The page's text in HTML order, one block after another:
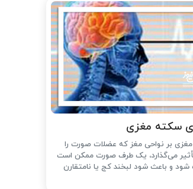
سکته مغزی
بر نواحی مغز که عضلات صورت را
می‌گذارد، یک طرف صورت ممکن است
و باعث شود لبخند کج یا نامتقارن